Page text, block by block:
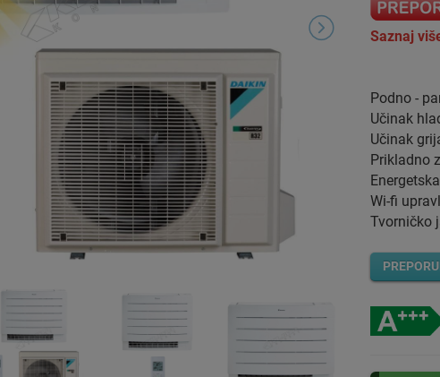
Saznaj
Podno -
Učinak
Učinak
Prikladno
Wi-fi
Tvorničko